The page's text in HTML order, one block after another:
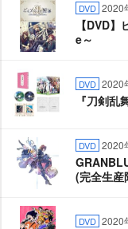
DVD 2020
【DVD
e～
DVD 2020
『刀剣
DVD 2020
(完全生産
DVD 2020